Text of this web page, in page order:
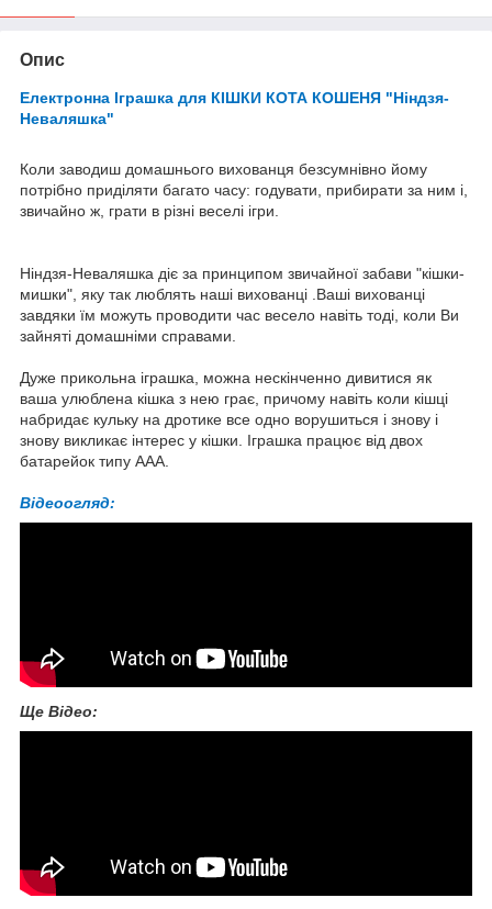
Опис
Електронна Іграшка для КІШКИ КОТА КОШЕНЯ "Ніндзя-
Неваляшка"
Коли заводиш домашнього вихованця безсумнівно йому
потрібно приділяти багато часу: годувати, прибирати за ним і,
звичайно ж, грати в різні веселі ігри.
Ніндзя-Неваляшка діє за принципом звичайної забави "кішки-
мишки", яку так люблять наші вихованці .Ваші вихованці
завдяки їм можуть проводити час весело навіть тоді, коли Ви
зайняті домашніми справами.
Дуже прикольна іграшка, можна нескінченно дивитися як
ваша улюблена кішка з нею грає, причому навіть коли кішці
набридає кульку на дротике все одно ворушиться і знову і
знову викликає інтерес у кішки. Іграшка працює від двох
батарейок типу ААА.
Відеоогляд:
Ще Відео: